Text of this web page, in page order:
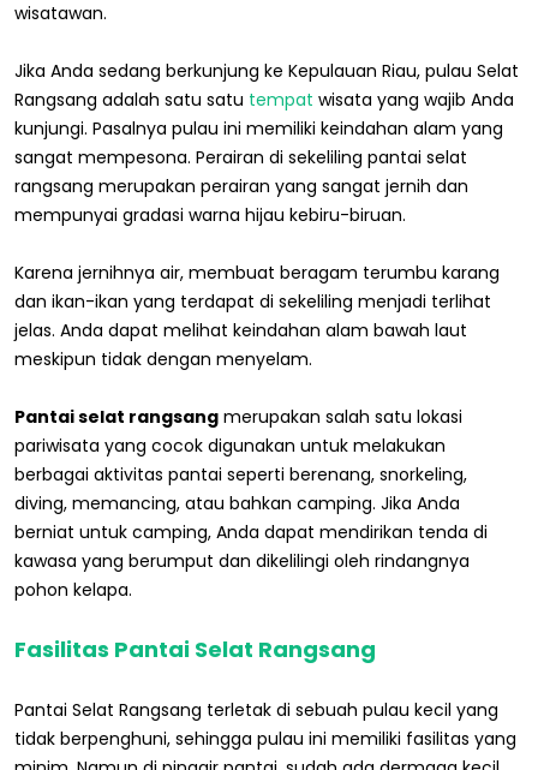
wisatawan.
Jika Anda sedang berkunjung ke Kepulauan Riau, pulau Selat
Rangsang adalah satu satu tempat wisata yang wajib Anda
kunjungi. Pasalnya pulau ini memiliki keindahan alam yang
sangat mempesona. Perairan di sekeliling pantai selat
rangsang merupakan perairan yang sangat jernih dan
mempunyai gradasi warna hijau kebiru-biruan.
Karena jernihnya air, membuat beragam terumbu karang
dan ikan-ikan yang terdapat di sekeliling menjadi terlihat
jelas. Anda dapat melihat keindahan alam bawah laut
meskipun tidak dengan menyelam.
Pantai selat rangsang merupakan salah satu lokasi
pariwisata yang cocok digunakan untuk melakukan
berbagai aktivitas pantai seperti berenang, snorkeling,
diving, memancing, atau bahkan camping. Jika Anda
berniat untuk camping, Anda dapat mendirikan tenda di
kawasa yang berumput dan dikelilingi oleh rindangnya
pohon kelapa.
Fasilitas Pantai Selat Rangsang
Pantai Selat Rangsang terletak di sebuah pulau kecil yang
tidak berpenghuni, sehingga pulau ini memiliki fasilitas yang